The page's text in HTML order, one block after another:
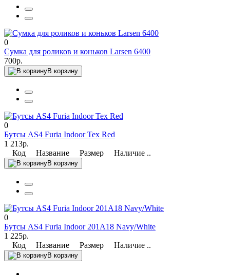
0
Сумка для роликов и коньков Larsen 6400
700р.
В корзину
0
Бутсы AS4 Furia Indoor Tex Red
1 213р.
Код Название Размер Наличие ..
В корзину
0
Бутсы AS4 Furia Indoor 201А18 Navy/White
1 225р.
Код Название Размер Наличие ..
В корзину